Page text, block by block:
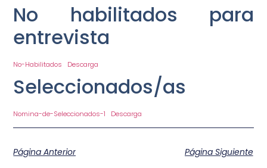
No habilitados para
entrevista
No-Habilitados Descarga
Seleccionados/as
Nomina-de-Seleccionados-1 Descarga
Página Anterior Página Siguiente